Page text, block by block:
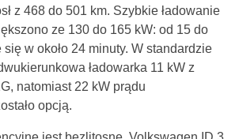
z 468 do 501 km. Szybkie ładowanie
ze 130 do 165 kW: od 15 do
się w około 24 minuty. W standardzie
ładowarka 11 kW z
natomiast 22 kW prądu
opcją.